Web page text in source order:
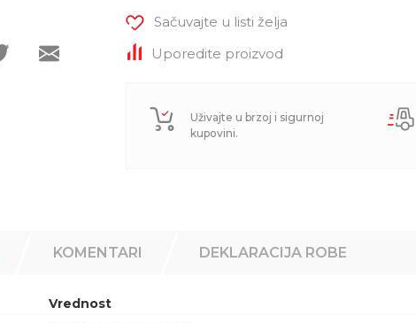
Sačuvajte u listi želja
Uporedite proizvod
Uživajte u brzoj i sigurnoj
kupovini.
KOMENTARI DEKLARACIJA ROBE
Vrednost